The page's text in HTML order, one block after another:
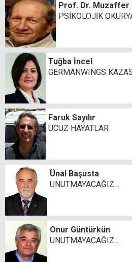
Prof. Dr. Muzaffer
PSİKOLOJİK
Tuğba İncel
GERMANWINGS
Faruk Sayılır
UCUZ HAYATLAR
Ünal Başusta
UNUTMAYACAĞIZ…
Onur Güntürkün
UNUTMAYACAĞIZ...